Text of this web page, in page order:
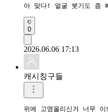
아 맞다! 얼굴 붓기도 좀
0
2026.06.06 17:13
캐시칭구들
위에 고명올리신거 너무